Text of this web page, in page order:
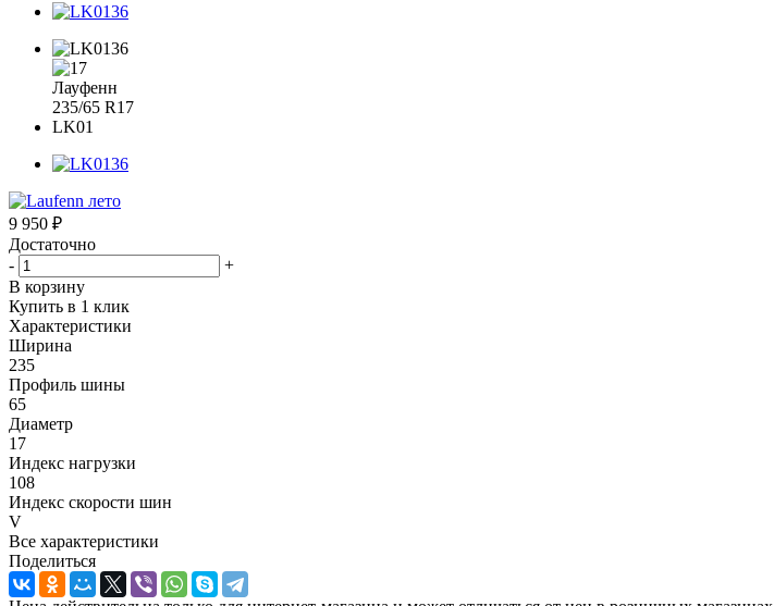
9 950 ₽
Достаточно
-
+
В корзину
Купить в 1 клик
Характеристики
Ширина
235
Профиль шины
65
Диаметр
17
Индекс нагрузки
108
Индекс скорости шин
V
Все характеристики
Поделиться